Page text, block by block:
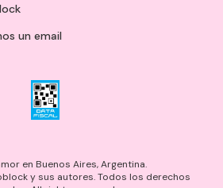
un email
en Buenos Aires, Argentina.
y sus autores. Todos los derechos